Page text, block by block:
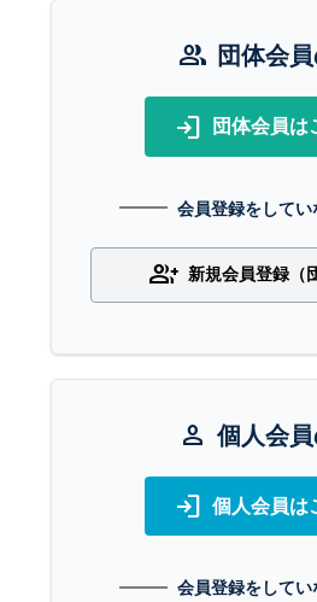
group 団体会
login 団体会員は
会員登録をしてい
group_add 新規会員登録（
person 個人会
login 個人会員は
会員登録をしてい